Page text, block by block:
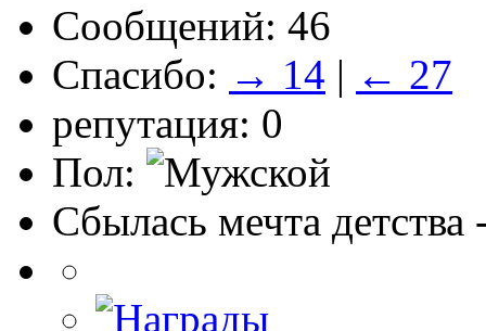
Сообщений: 46
Спасибо: → 14 | ← 27
репутация: 0
Пол:
Сбылась мечта